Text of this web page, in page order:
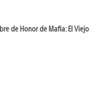
de Honor de Mafia: El Viejo